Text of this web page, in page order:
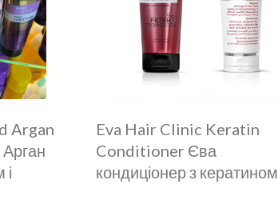
Argan
Eva Hair Clinic Keratin
Conditioner Єва
кондиціонер з кератином